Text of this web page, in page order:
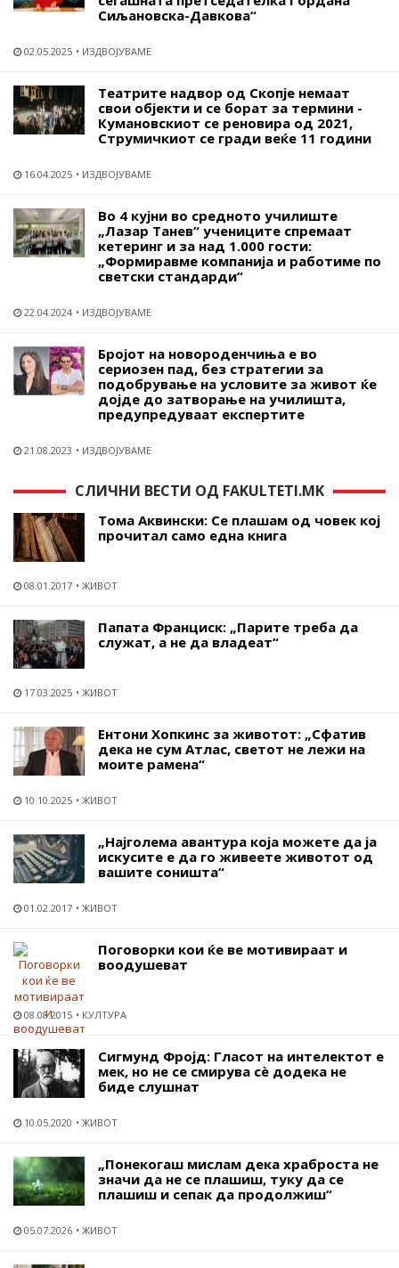
Сиљановска-Давкова“
02.05.2025 ИЗДВОЈУВАМЕ
Театрите надвор од Скопје немаат
свои објекти и се борат за термини -
Кумановскиот се реновира од 2021,
Струмичкиот се гради веќе 11 години
16.04.2025 ИЗДВОЈУВАМЕ
Во 4 кујни во средното училиште
„Лазар Танев“ учениците спремаат
кетеринг и за над 1.000 гости:
„Формиравме компанија и работиме по
светски стандарди“
22.04.2024 ИЗДВОЈУВАМЕ
Бројот на новороденчиња е во
сериозен пад, без стратегии за
подобрување на условите за живот ќе
дојде до затворање на училишта,
предупредуваат експертите
21.08.2023 ИЗДВОЈУВАМЕ
СЛИЧНИ ВЕСТИ ОД FAKULTETI.MK
Тома Аквински: Се плашам од човек кој
прочитал само една книга
08.01.2017 ЖИВОТ
Папата Франциск: „Парите треба да
служат, а не да владеат“
17.03.2025 ЖИВОТ
Ентони Хопкинс за животот: „Сфатив
дека не сум Атлас, светот не лежи на
моите рамена“
10.10.2025 ЖИВОТ
„Најголема авантура која можете да ја
искусите е да го живеете животот од
вашите соништа“
01.02.2017 ЖИВОТ
Поговорки кои ќе ве мотивираат и
воодушеват
08.08.2015 КУЛТУРА
Сигмунд Фројд: Гласот на интелектот е
мек, но не се смирува сѐ додека не
биде слушнат
10.05.2020 ЖИВОТ
„Понекогаш мислам дека храброста не
значи да не се плашиш, туку да се
плашиш и сепак да продолжиш“
05.07.2026 ЖИВОТ